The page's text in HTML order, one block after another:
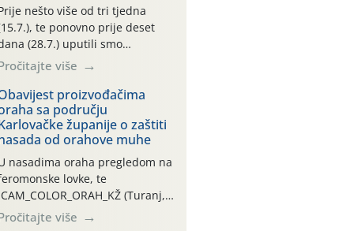
06.7.)! Na početku ovog
je zabilježeno je
i ekstremno vruće
razdoblje, uz
temperature […]
nešto više od tri tjedna
te ponovno prije deset
(28.7.) uputili smo
vlasnicima plantažnih
nasada oraha i pojedinačnih
o početku leta i
potrebi usmjerenog
orahove muhe
completa)! Već
dana traje drugi
“toplinski udar”, koji
naročito izražen zadnja šest
(31.7.-05.8.), jer najviše
zraka svakodnevno
više
proizvođačima
sa području
županije o zaštiti
od orahove muhe
nasadima oraha pregledom na
lovke, te
CAM_COLOR_ORAH_KŽ (Turanj,
zabilježena je mala
više